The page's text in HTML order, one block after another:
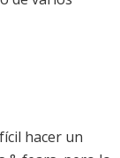
hacer un